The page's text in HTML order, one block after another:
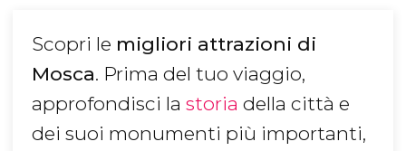
Scopri le migliori attrazioni di
Mosca. Prima del tuo viaggio,
approfondisci la storia della città e
dei suoi monumenti più importanti,